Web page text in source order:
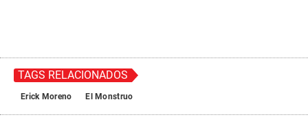
TAGS RELACIONADOS
Erick Moreno El Monstruo